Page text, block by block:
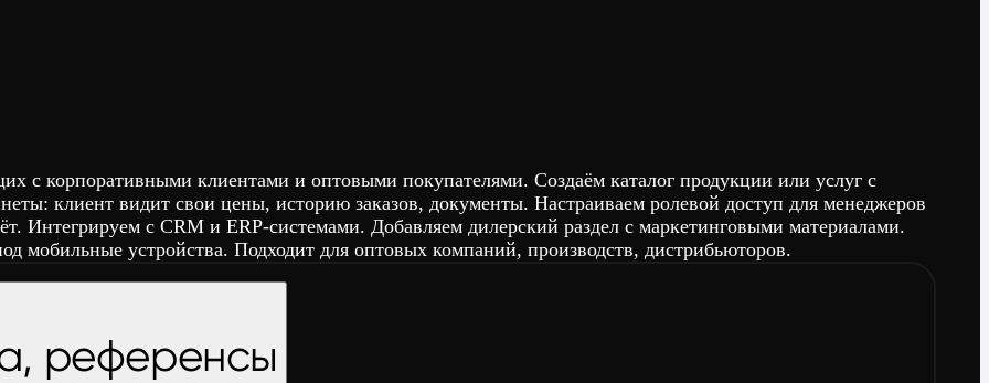
с корпоративными клиентами и оптовыми покупателями. Создаём каталог продукции или услуг с
клиент видит свои цены, историю заказов, документы. Настраиваем ролевой доступ для менеджеров
Интегрируем с CRM и ERP-системами. Добавляем дилерский раздел с маркетинговыми материалами.
мобильные устройства. Подходит для оптовых компаний, производств, дистрибьюторов.
референсы